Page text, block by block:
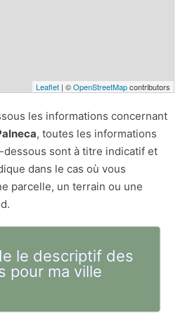
Leaflet | ©OpenStreetMapcontributors
les informations concernant
, toutes les informations
sont à titre indicatif et
dans le cas où vous
parcelle, un terrain ou une
le descriptif des
pour ma ville